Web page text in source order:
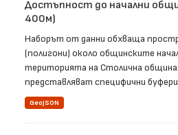
Достъпност до начални
400м)
Наборът от данни обхваща
(полигони) около общинските
територията на Столична
представляват специфични
GeoJSON